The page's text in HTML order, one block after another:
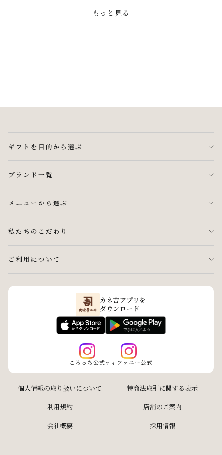
もっと見る
ギフトを目的から選ぶ
ブランド一覧
メニューから選ぶ
私たちのこだわり
ご利用について
カネ吉アプリを
ダウンロード
ころっち公式ティファニー公式
個人情報の取り扱いについて
特商法取引に関する表示
利用規約
店舗のご案内
会社概要
採用情報